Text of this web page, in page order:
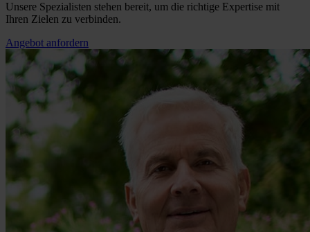
Unsere Spezialisten stehen bereit, um die richtige Expertise mit
Ihren Zielen zu verbinden.
Angebot anfordern